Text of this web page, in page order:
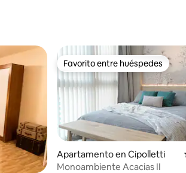
Favorito entre huéspedes
Favorito entre huéspedes
Apartamento en Cipolletti
Monoambiente Acacias II